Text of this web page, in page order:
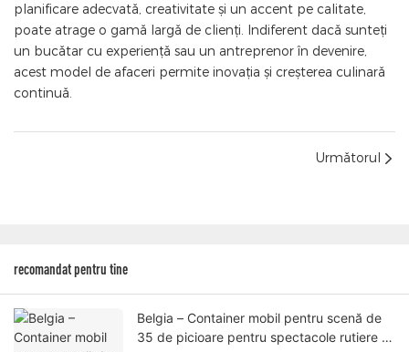
planificare adecvată, creativitate și un accent pe calitate,
poate atrage o gamă largă de clienți. Indiferent dacă sunteți
un bucătar cu experiență sau un antreprenor în devenire,
acest model de afaceri permite inovația și creșterea culinară
continuă.
Următorul
recomandat pentru tine
Belgia – Container mobil pentru scenă de
35 de picioare pentru spectacole rutiere –